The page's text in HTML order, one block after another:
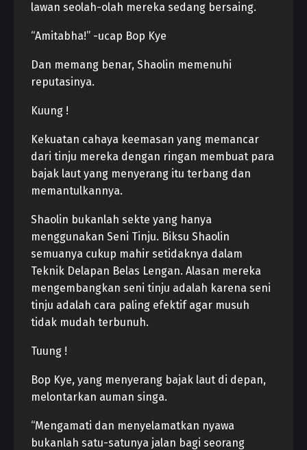
lawan seolah-olah mereka sedang bersaing.
“Amitabha!” -ucap Bop Kye
Dan memang benar, Shaolin memenuhi
reputasinya.
Kuung !
Kekuatan cahaya keemasan yang memancar
dari tinju mereka dengan ringan membuat para
bajak laut yang menyerang itu terbang dan
memantulkannya.
Shaolin bukanlah sekte yang hanya
menggunakan Seni Tinju. Biksu Shaolin
semuanya cukup mahir setidaknya dalam
Teknik Delapan Belas Lengan. Alasan mereka
mengembangkan seni tinju adalah karena seni
tinju adalah cara paling efektif agar musuh
tidak mudah terbunuh.
Tuung !
Bop Kye, yang menyerang bajak laut di depan,
melontarkan auman singa.
“Mengamati dan menyelamatkan nyawa
bukanlah satu-satunya jalan bagi seorang